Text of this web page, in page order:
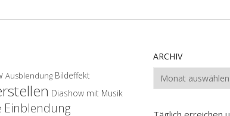
Ausblendung Bildeffekt
Diashow mit Musik
Einblendung
ARCHIV
Archiv